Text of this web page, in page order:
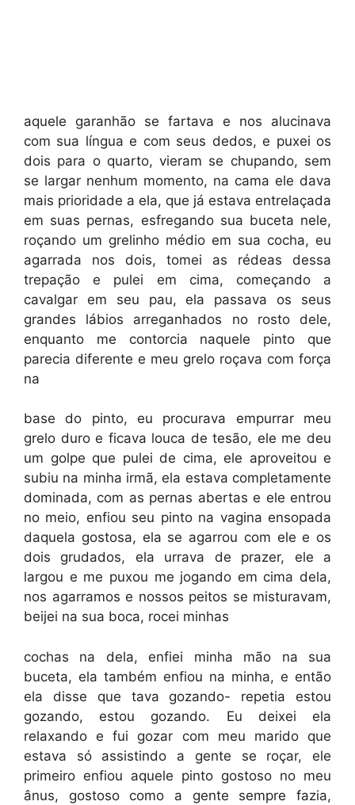
aquele garanhão se fartava e nos alucinava
com sua língua e com seus dedos, e puxei os
dois para o quarto, vieram se chupando, sem
se largar nenhum momento, na cama ele dava
mais prioridade a ela, que já estava entrelaçada
em suas pernas, esfregando sua buceta nele,
roçando um grelinho médio em sua cocha, eu
agarrada nos dois, tomei as rédeas dessa
trepação e pulei em cima, começando a
cavalgar em seu pau, ela passava os seus
grandes lábios arreganhados no rosto dele,
enquanto me contorcia naquele pinto que
parecia diferente e meu grelo roçava com força
na
base do pinto, eu procurava empurrar meu
grelo duro e ficava louca de tesão, ele me deu
um golpe que pulei de cima, ele aproveitou e
subiu na minha irmã, ela estava completamente
dominada, com as pernas abertas e ele entrou
no meio, enfiou seu pinto na vagina ensopada
daquela gostosa, ela se agarrou com ele e os
dois grudados, ela urrava de prazer, ele a
largou e me puxou me jogando em cima dela,
nos agarramos e nossos peitos se misturavam,
beijei na sua boca, rocei minhas
cochas na dela, enfiei minha mão na sua
buceta, ela também enfiou na minha, e então
ela disse que tava gozando- repetia estou
gozando, estou gozando. Eu deixei ela
relaxando e fui gozar com meu marido que
estava só assistindo a gente se roçar, ele
primeiro enfiou aquele pinto gostoso no meu
ânus, gostoso como a gente sempre fazia,